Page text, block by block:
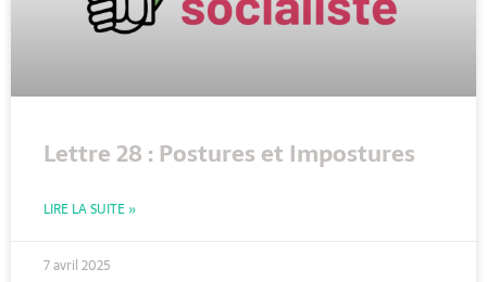
Lettre 28 : Postures et Impostures
LIRE LA SUITE »
7 avril 2025